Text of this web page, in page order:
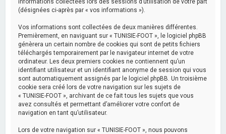
(désignées ci-après par « vos informations »).
Vos informations sont collectées de deux manières différentes.
Premièrement, en naviguant sur « TUNISIE-FOOT », le logiciel phpBB
génèrera un certain nombre de cookies qui sont de petits fichiers
téléchargés temporairement par le navigateur internet de votre
ordinateur. Les deux premiers cookies ne contiennent qu’un
identifiant utilisateur et un identifiant anonyme de session qui vous
sont automatiquement assignés par le logiciel phpBB. Un troisième
cookie sera créé lors de votre navigation sur les sujets de
« TUNISIE-FOOT », archivant de ce fait tous les sujets que vous
avez consultés et permettant d’améliorer votre confort de
navigation en tant qu’utilisateur.
Lors de votre navigation sur « TUNISIE-FOOT », nous pouvons